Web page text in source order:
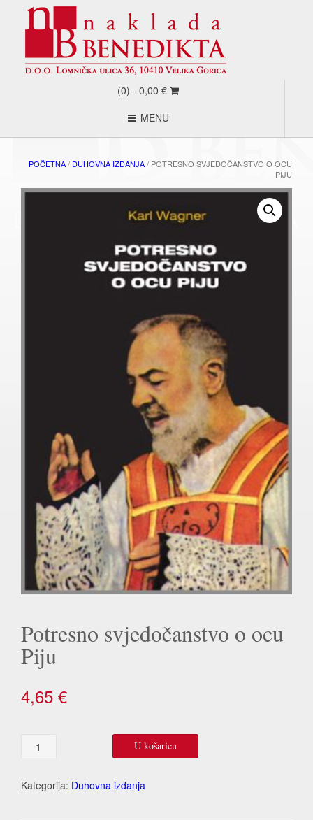
(0) - 0,00 €
MENU
POČETNA/ DUHOVNA IZDANJA/ POTRESNO SVJEDOČANSTVO O OCU
PIJU
Potresno svjedočanstvo o ocu
Piju
4,65 €
Potresno
svjedočanstvo
ocu
U košaricu
Kategorija: Duhovna izdanja